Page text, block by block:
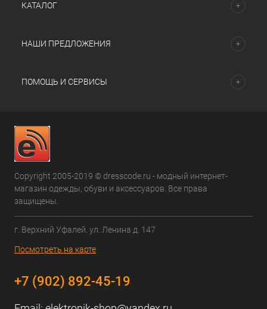
КАТАЛОГ
НАШИ ПРЕДЛОЖЕНИЯ
ПОМОЩЬ И СЕРВИСЫ
Copyright 2005-2019 © dresscode.ru - модный интернет-
магазин одежды, обуви и аксессуаров. Все права
защищены.
г. Верхний Уфалей. ул. Ленина д. 147
Посмотреть на карте
+7 (902) 892-45-19